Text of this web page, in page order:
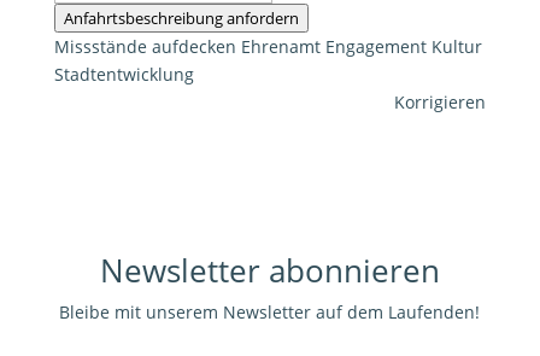
Anfahrtsbeschreibung anfordern
Missstände aufdecken Ehrenamt Engagement Kultur
Stadtentwicklung
Korrigieren
Newsletter abonnieren
Bleibe mit unserem Newsletter auf dem Laufenden!